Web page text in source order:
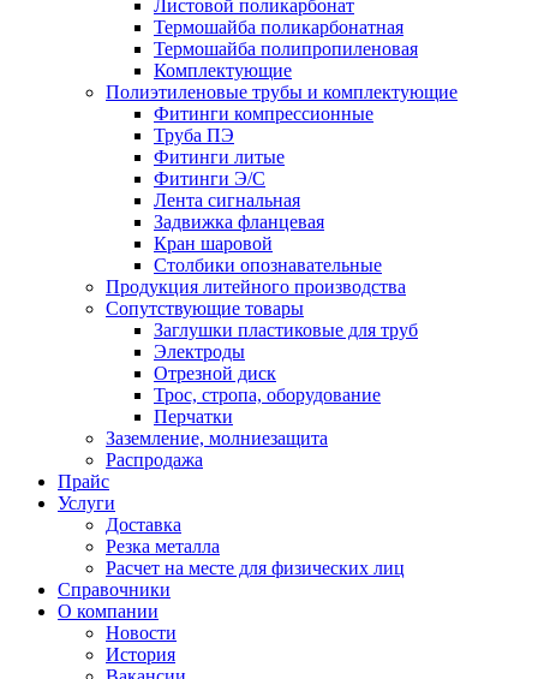
Листовой поликарбонат
Термошайба поликарбонатная
Термошайба полипропиленовая
Комплектующие
Полиэтиленовые трубы и комплектующие
Фитинги компрессионные
Труба ПЭ
Фитинги литые
Фитинги Э/С
Лента сигнальная
Задвижка фланцевая
Кран шаровой
Столбики опознавательные
Продукция литейного производства
Сопутствующие товары
Заглушки пластиковые для труб
Электроды
Отрезной диск
Трос, стропа, оборудование
Перчатки
Заземление, молниезащита
Распродажа
Прайс
Услуги
Доставка
Резка металла
Расчет на месте для физических лиц
Справочники
О компании
Новости
История